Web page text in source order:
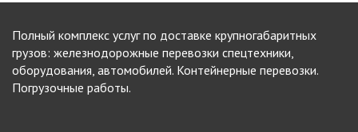
Полный комплекс услуг по доставке крупногабаритных
грузов: железнодорожные перевозки спецтехники,
оборудования, автомобилей. Контейнерные перевозки.
Погрузочные работы.